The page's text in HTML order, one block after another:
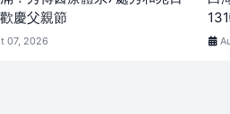
慶父親節
07, 2026